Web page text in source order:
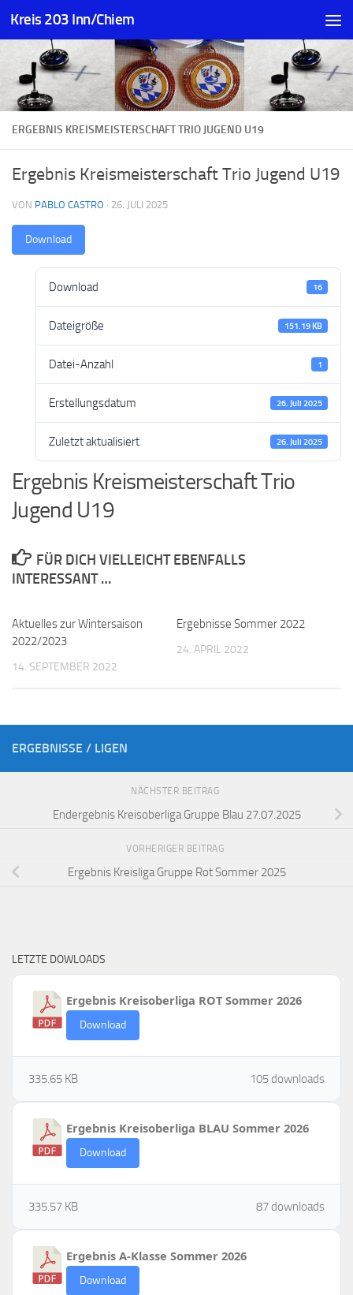
Zum Inhalt springen
Kreis 203 Inn/Chiem
ERGEBNIS KREISMEISTERSCHAFT TRIO JUGEND U19
Ergebnis Kreismeisterschaft Trio Jugend U19
VON PABLO CASTRO · 26. JULI 2025
Download
Download 16
Dateigröße 151.19 KB
Datei-Anzahl 1
Erstellungsdatum 26. Juli 2025
Zuletzt aktualisiert 26. Juli 2025
Ergebnis Kreismeisterschaft Trio
Jugend U19
FÜR DICH VIELLEICHT EBENFALLS
INTERESSANT …
Aktuelles zur Wintersaison
2022/2023
14. SEPTEMBER 2022
Ergebnisse Sommer 2022
24. APRIL 2022
ERGEBNISSE / LIGEN
NÄCHSTER BEITRAG
Endergebnis Kreisoberliga Gruppe Blau 27.07.2025
VORHERIGER BEITRAG
Ergebnis Kreisliga Gruppe Rot Sommer 2025
LETZTE DOWLOADS
Ergebnis Kreisoberliga ROT Sommer 2026
Download
105 downloads
335.65 KB
Ergebnis Kreisoberliga BLAU Sommer 2026
Download
87 downloads
335.57 KB
Ergebnis A-Klasse Sommer 2026
Download